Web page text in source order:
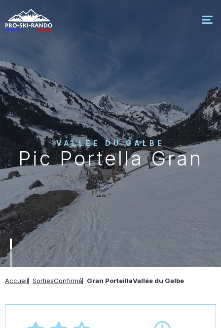
VALLÉE DU GALBE
Pic Portella Gran
Accueil SortiesConfirmé Gran PorteillaVallée du Galbe